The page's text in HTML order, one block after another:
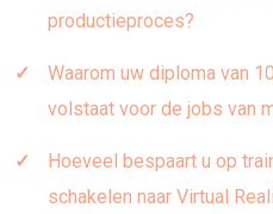
productieproces?
Waarom uw diploma van
volstaat voor de jobs van
Hoeveel bespaart u op
schakelen naar Virtual